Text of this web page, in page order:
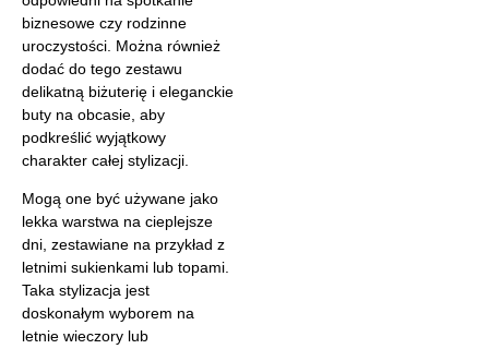
biznesowe czy rodzinne
uroczystości. Można również
dodać do tego zestawu
delikatną biżuterię i eleganckie
buty na obcasie, aby
podkreślić wyjątkowy
charakter całej stylizacji.
Mogą one być używane jako
lekka warstwa na cieplejsze
dni, zestawiane na przykład z
letnimi sukienkami lub topami.
Taka stylizacja jest
doskonałym wyborem na
letnie wieczory lub